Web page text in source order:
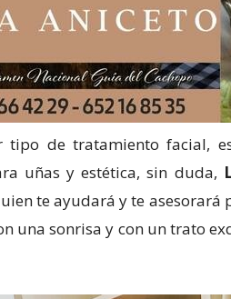
tipo de tratamiento facial,
uñas y estética, sin duda,
te ayudará y te
una sonrisa y con un trato